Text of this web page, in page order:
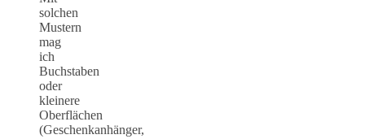
solchen
Mustern
mag
ich
Buchstaben
oder
kleinere
Oberflächen
(Geschenkanhänger,